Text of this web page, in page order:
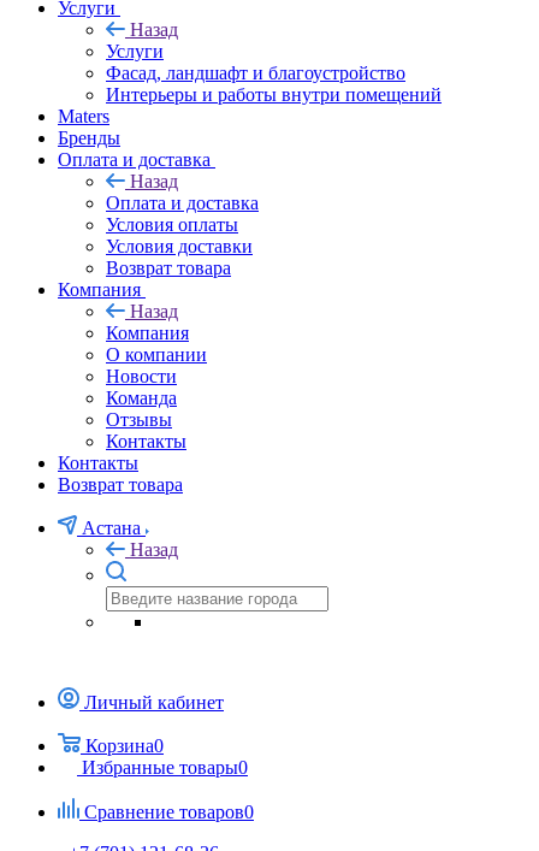
Услуги
Назад
Услуги
Фасад, ландшафт и благоустройство
Интерьеры и работы внутри помещений
Maters
Бренды
Оплата и доставка
Назад
Оплата и доставка
Условия оплаты
Условия доставки
Возврат товара
Компания
Назад
Компания
О компании
Новости
Команда
Отзывы
Контакты
Контакты
Возврат товара
Астана
Назад
Личный кабинет
Корзина0
Избранные товары0
Сравнение товаров0